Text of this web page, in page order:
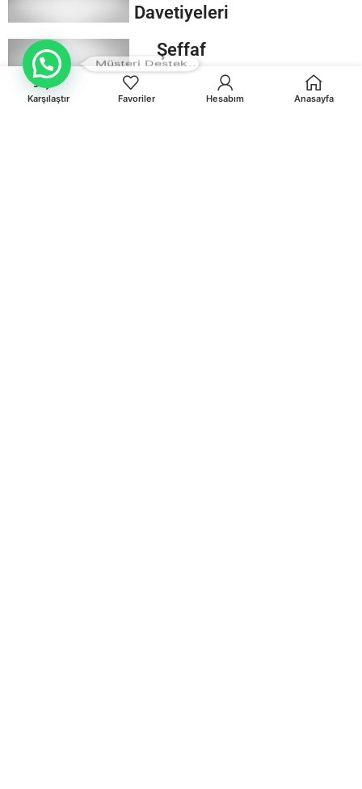
Davetiyeleri
Şeffaf
Düğün
Davetiyeleri
Karşılaştır Favoriler Hesabım Anasayfa
Müsteri Destek